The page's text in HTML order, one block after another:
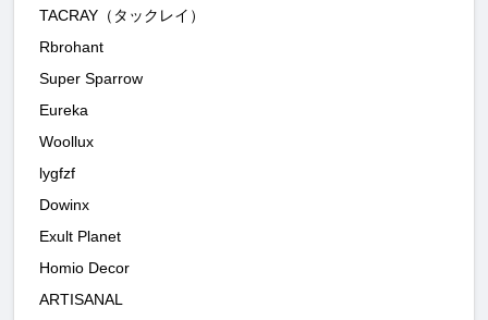
TACRAY（タックレイ）
Rbrohant
Super Sparrow
Eureka
Woollux
lygfzf
Dowinx
Exult Planet
Homio Decor
ARTISANAL